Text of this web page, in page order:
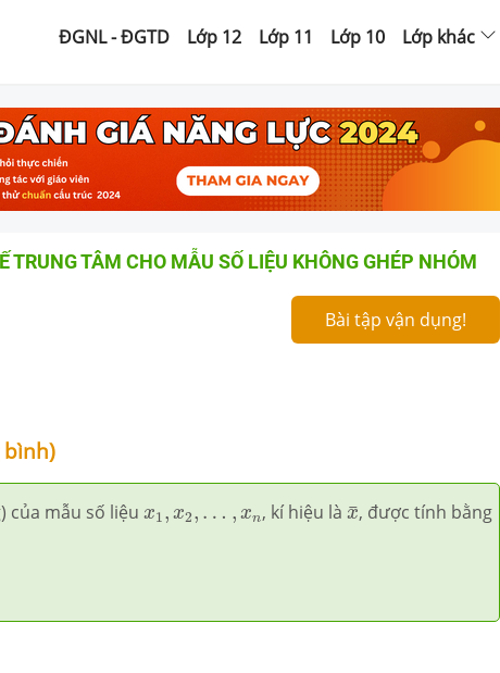
ĐGNL - ĐGTD Lớp 12 Lớp 11 Lớp 10 Lớp khác
TRUNG TÂM CHO MẪU SỐ LIỆU KHÔNG GHÉP NHÓM
Bài tập vận dụng!
bình)
của mẫu số liệu x1, x2, … , xn
x1 x2 … n , kí hiệu là ¯
x
x¯, được tính bằng